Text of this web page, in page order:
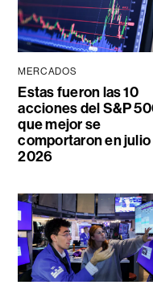
MERCADOS
Estas fueron las 10
acciones del S&P
que mejor se
comportaron en julio
2026